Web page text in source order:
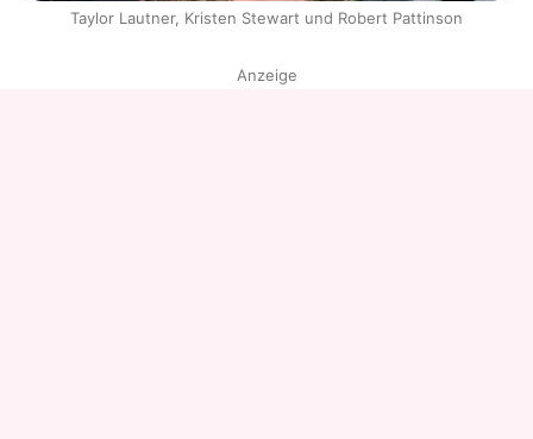
Taylor Lautner, Kristen Stewart und Robert Pattinson
Anzeige